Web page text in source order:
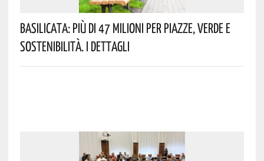
Basilicata: Più Di 47 Milioni Per Piazze, Verde E
Sostenibilità. I Dettagli